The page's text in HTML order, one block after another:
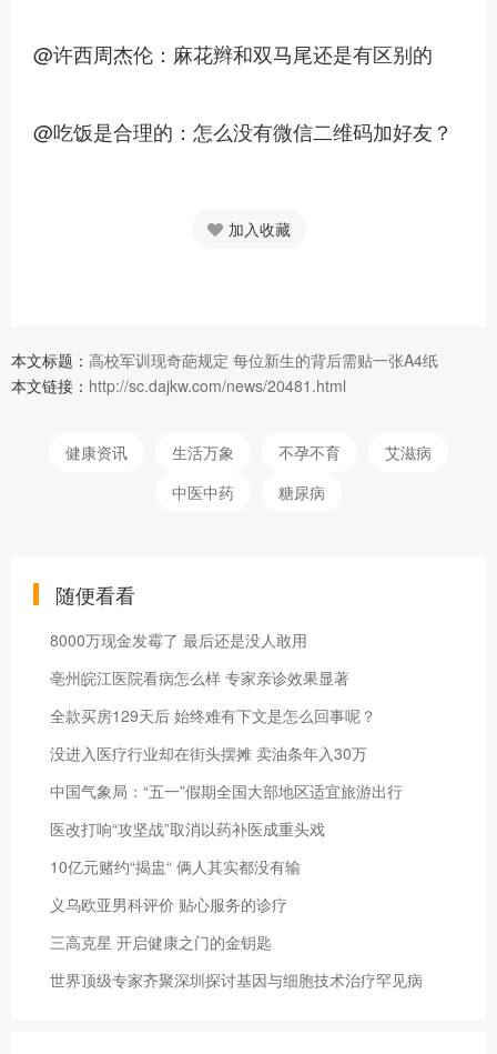
@许西周杰伦：麻花辫和双马尾还是有区别的
@吃饭是合理的：怎么没有微信二维码加好友？
加入收藏
本文标题： 高校军训现奇葩规定 每位新生的背后需贴一张A4纸
本文链接： http://sc.dajkw.com/news/20481.html
健康资讯 生活万象 不孕不育
艾滋病
中医中药
糖尿病
随便看看
8000万现金发霉了 最后还是没人敢用
亳州皖江医院看病怎么样 专家亲诊效果显著
全款买房129天后 始终难有下文是怎么回事呢？
没进入医疗行业却在街头摆摊 卖油条年入30万
中国气象局：“五一”假期全国大部地区适宜旅游出行
医改打响“攻坚战”取消以药补医成重头戏
10亿元赌约“揭盅“ 俩人其实都没有输
义乌欧亚男科评价 贴心服务的诊疗
三高克星 开启健康之门的金钥匙
世界顶级专家齐聚深圳探讨基因与细胞技术治疗罕见病